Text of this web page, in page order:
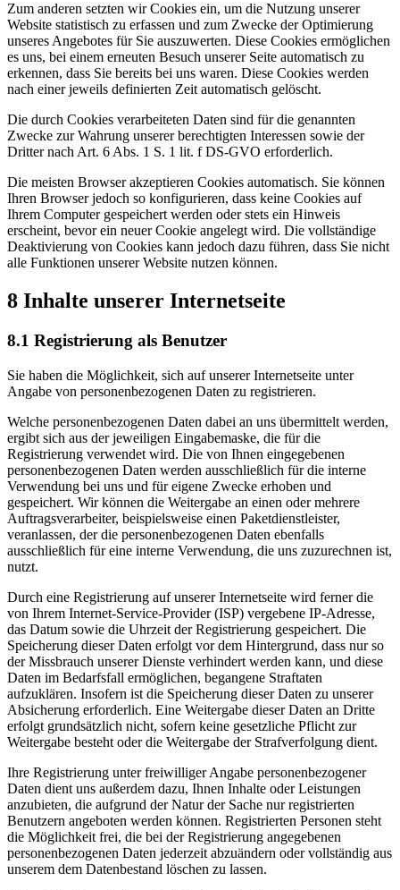
Zum anderen setzten wir Cookies ein, um die Nutzung unserer
Website statistisch zu erfassen und zum Zwecke der Optimierung
unseres Angebotes für Sie auszuwerten. Diese Cookies ermöglichen
es uns, bei einem erneuten Besuch unserer Seite automatisch zu
erkennen, dass Sie bereits bei uns waren. Diese Cookies werden
nach einer jeweils definierten Zeit automatisch gelöscht.
Die durch Cookies verarbeiteten Daten sind für die genannten
Zwecke zur Wahrung unserer berechtigten Interessen sowie der
Dritter nach Art. 6 Abs. 1 S. 1 lit. f DS-GVO erforderlich.
Die meisten Browser akzeptieren Cookies automatisch. Sie können
Ihren Browser jedoch so konfigurieren, dass keine Cookies auf
Ihrem Computer gespeichert werden oder stets ein Hinweis
erscheint, bevor ein neuer Cookie angelegt wird. Die vollständige
Deaktivierung von Cookies kann jedoch dazu führen, dass Sie nicht
alle Funktionen unserer Website nutzen können.
8 Inhalte unserer Internetseite
8.1 Registrierung als Benutzer
Sie haben die Möglichkeit, sich auf unserer Internetseite unter
Angabe von personenbezogenen Daten zu registrieren.
Welche personenbezogenen Daten dabei an uns übermittelt werden,
ergibt sich aus der jeweiligen Eingabemaske, die für die
Registrierung verwendet wird. Die von Ihnen eingegebenen
personenbezogenen Daten werden ausschließlich für die interne
Verwendung bei uns und für eigene Zwecke erhoben und
gespeichert. Wir können die Weitergabe an einen oder mehrere
Auftragsverarbeiter, beispielsweise einen Paketdienstleister,
veranlassen, der die personenbezogenen Daten ebenfalls
ausschließlich für eine interne Verwendung, die uns zuzurechnen ist,
nutzt.
Durch eine Registrierung auf unserer Internetseite wird ferner die
von Ihrem Internet-Service-Provider (ISP) vergebene IP-Adresse,
das Datum sowie die Uhrzeit der Registrierung gespeichert. Die
Speicherung dieser Daten erfolgt vor dem Hintergrund, dass nur so
der Missbrauch unserer Dienste verhindert werden kann, und diese
Daten im Bedarfsfall ermöglichen, begangene Straftaten
aufzuklären. Insofern ist die Speicherung dieser Daten zu unserer
Absicherung erforderlich. Eine Weitergabe dieser Daten an Dritte
erfolgt grundsätzlich nicht, sofern keine gesetzliche Pflicht zur
Weitergabe besteht oder die Weitergabe der Strafverfolgung dient.
Ihre Registrierung unter freiwilliger Angabe personenbezogener
Daten dient uns außerdem dazu, Ihnen Inhalte oder Leistungen
anzubieten, die aufgrund der Natur der Sache nur registrierten
Benutzern angeboten werden können. Registrierten Personen steht
die Möglichkeit frei, die bei der Registrierung angegebenen
personenbezogenen Daten jederzeit abzuändern oder vollständig aus
unserem dem Datenbestand löschen zu lassen.